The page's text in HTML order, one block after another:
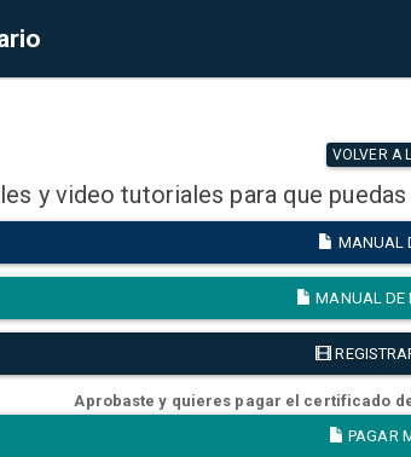
VOLVER A
y video tutoriales para que
MANUAL
MANUAL DE
Aprobaste y quieres pagar el certificado
PAGAR